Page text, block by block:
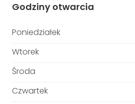
Godziny otwarcia
Poniedziałek
Wtorek
Środa
Czwartek